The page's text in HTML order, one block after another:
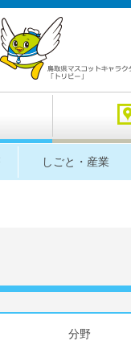
しごと・産業
分野